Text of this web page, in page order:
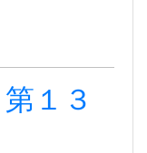
１３